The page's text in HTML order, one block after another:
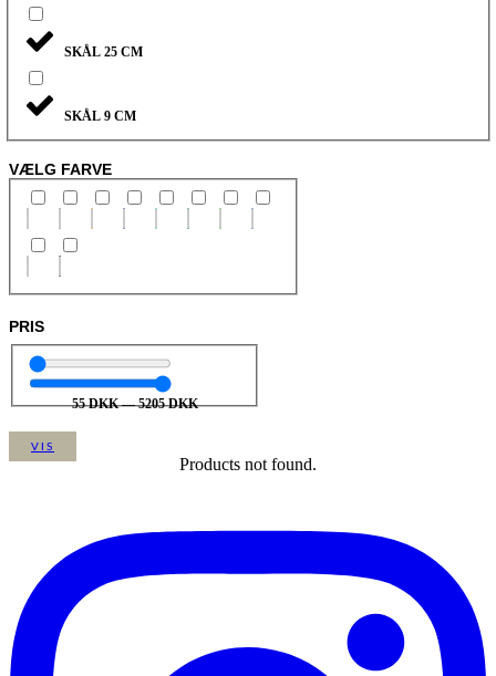
SKÅL 25 CM
SKÅL 9 CM
VÆLG FARVE
PRIS
55DKK—5205DKK
VIS
Products not found.